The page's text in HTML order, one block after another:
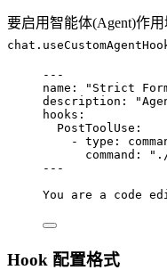
要启用智能体(Agent)作
---
name : " Strict
description : "
hooks :
PostToolUse :
- type :
command : "
---
You are a code
Hook 配置格式